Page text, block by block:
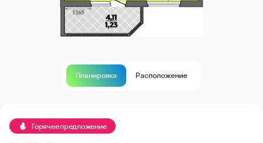
Планировка Расположение
Горячее предложение